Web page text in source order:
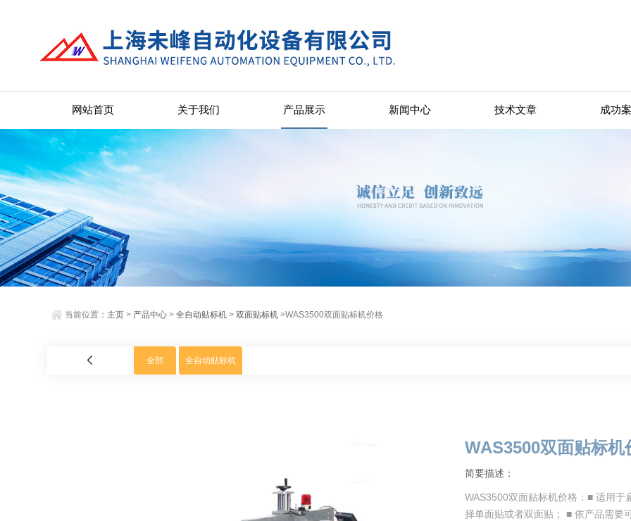
网站首页 关于我们 产品展示 新闻中心 技术文章 成功
当前位置： 主页 > 产品中心 >全自动贴标机 >双面贴标机 >WAS3500双面贴标机价格
全部 全自动贴标机
WAS3500双面贴标机
简要描述：
WAS3500双面贴标机价格：■ 适用
择单面贴或者双面贴； ■ 依产品需要